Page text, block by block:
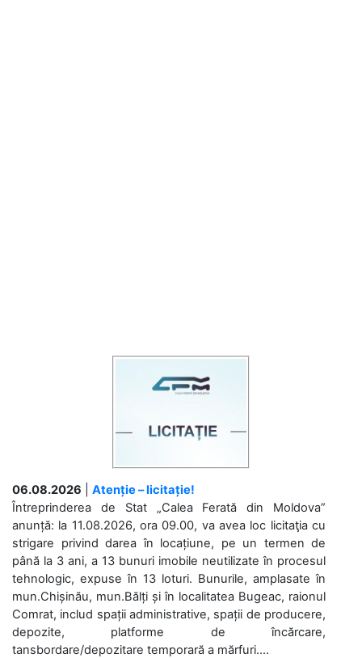
06.08.2026
Atenție – licitație!
Întreprinderea de Stat „Calea Ferată din Moldova”
anunță: la 11.08.2026, ora 09.00, va avea loc licitaţia cu
strigare privind darea în locațiune, pe un termen de
până la 3 ani, a 13 bunuri imobile neutilizate în procesul
tehnologic, expuse în 13 loturi. Bunurile, amplasate în
mun.Chișinău, mun.Bălți și în localitatea Bugeac, raionul
Comrat, includ spații administrative, spații de producere,
depozite, platforme de încărcare,
tansbordare/depozitare temporară a mărfuri....